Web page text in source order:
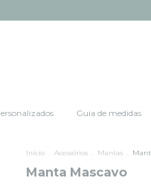
Guia de medidas
Início . Acessórios . Mantas .
Manta Mascavo